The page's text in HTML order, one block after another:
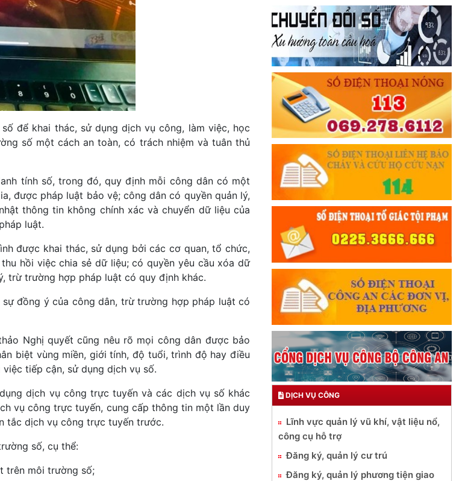
để khai thác, sử dụng dịch vụ công, làm việc, học
số một cách an toàn, có trách nhiệm và tuân thủ
tính số, trong đó, quy định mỗi công dân có một
được pháp luật bảo vệ; công dân có quyền quản lý,
thông tin không chính xác và chuyển dữ liệu của
luật.
được khai thác, sử dụng bởi các cơ quan, tổ chức,
hồi việc chia sẻ dữ liệu; có quyền yêu cầu xóa dữ
trừ trường hợp pháp luật có quy định khác.
đồng ý của công dân, trừ trường hợp pháp luật có
Nghị quyết cũng nêu rõ mọi công dân được bảo
biệt vùng miền, giới tính, độ tuổi, trình độ hay điều
tiếp cận, sử dụng dịch vụ số.
dịch vụ công trực tuyến và các dịch vụ số khác
vụ công trực tuyến, cung cấp thông tin một lần duy
tắc dịch vụ công trực tuyến trước.
số, cụ thể:
trên môi trường số;
Đối với công việc, phải
TẬN TỤY
Đối với địch, phải
CƯƠNG QUYẾT, KHÔN KHÉO
Trích thư Chủ tịch Hồ Chí Minh
gửi Công an Khu XII,
ngày 11 tháng 3 năm 1948.
DỊCH VỤ CÔNG
Lĩnh vực quản lý vũ khí, vật liệu nổ,
công cụ hỗ trợ
Đăng ký, quản lý cư trú
Đăng ký, quản lý phương tiện giao